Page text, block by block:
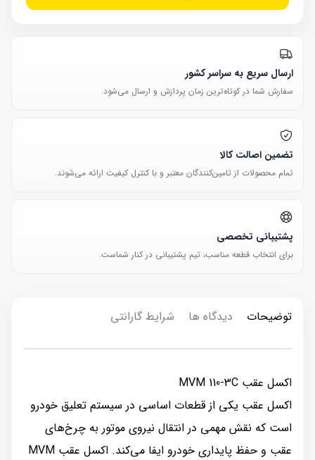
ارسال سریع به سراسر کشور
سفارش شما در کوتاه‌ترین زمان پردازش و ارسال می‌شود.
تضمین اصالت کالا
تمام محصولات از تامین‌کنندگان معتبر و با کنترل کیفیت ارائه می‌شوند.
پشتیبانی تخصصی
برای انتخاب قطعه مناسب، تیم پشتیبانی در کنار شماست.
توضیحات دیدگاه ها شرایط گارانتی
اکسل عقب MVM 110-3C
اکسل عقب یکی از قطعات اساسی در سیستم تعلیق خودرو
است که نقش مهمی در انتقال نیروی موتور به چرخ‌های
عقب و حفظ پایداری خودرو ایفا می‌کند. اکسل عقب MVM